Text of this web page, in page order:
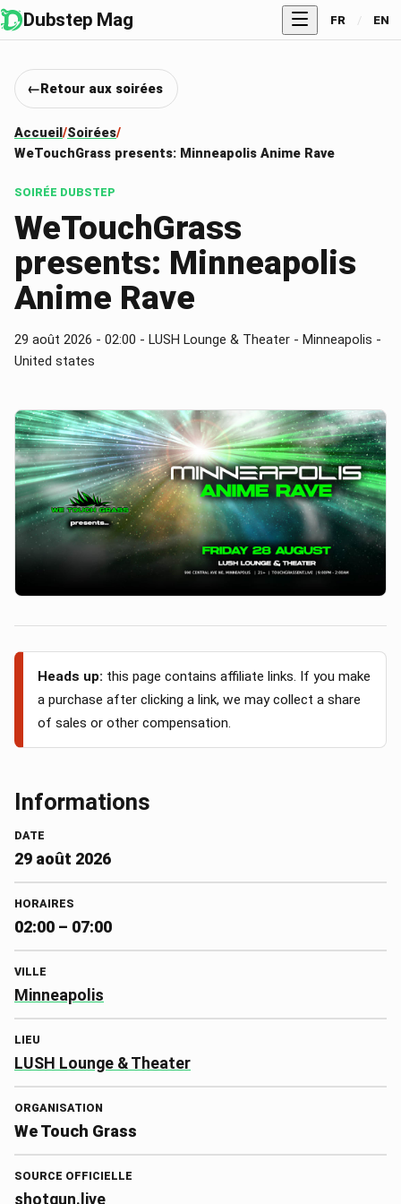
Dubstep Mag FR / EN
Retour aux soirées
Accueil Soirées
WeTouchGrass presents: Minneapolis Anime Rave
SOIRÉE DUBSTEP
WeTouchGrass
presents: Minneapolis
Anime Rave
29 août 2026 - 02:00 - LUSH Lounge & Theater - Minneapolis -
United states
Heads up: this page contains affiliate links. If you make
a purchase after clicking a link, we may collect a share
of sales or other compensation.
Informations
DATE
29 août 2026
HORAIRES
02:00 – 07:00
VILLE
Minneapolis
LIEU
LUSH Lounge & Theater
ORGANISATION
We Touch Grass
SOURCE OFFICIELLE
shotgun.live